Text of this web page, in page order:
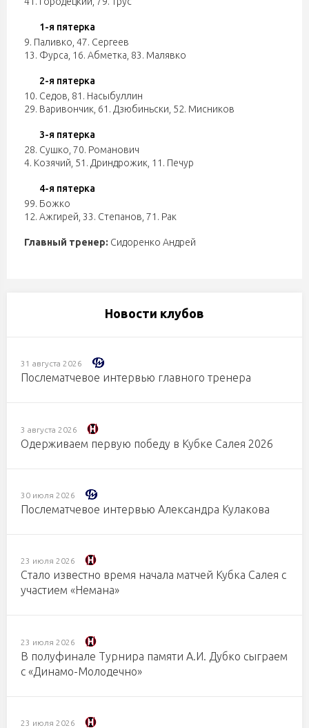
1-я пятерка
9. Паливко 47. Сергеев
13. Фурса 16. Абметка 83. Малявко
2-я пятерка
10. Седов 81. Насыбуллин
29. Варивончик 61. Дзюбиньски 52. Мисников
3-я пятерка
28. Сушко 70. Романович
4. Козячий 51. Дриндрожик 11. Печур
4-я пятерка
99. Божко
12. Ажгирей 33. Степанов 71. Рак
Главный тренер: Сидоренко Андрей
Новости клубов
31 августа 2026
Послематчевое интервью главного тренера
3 августа 2026
Одерживаем первую победу в Кубке Салея 2026
30 июля 2026
Послематчевое интервью Александра Кулакова
23 июля 2026
Стало известно время начала матчей Кубка Салея с
участием «Немана»
23 июля 2026
В полуфинале Турнира памяти А.И. Дубко сыграем
с «Динамо-Молодечно»
23 июля 2026